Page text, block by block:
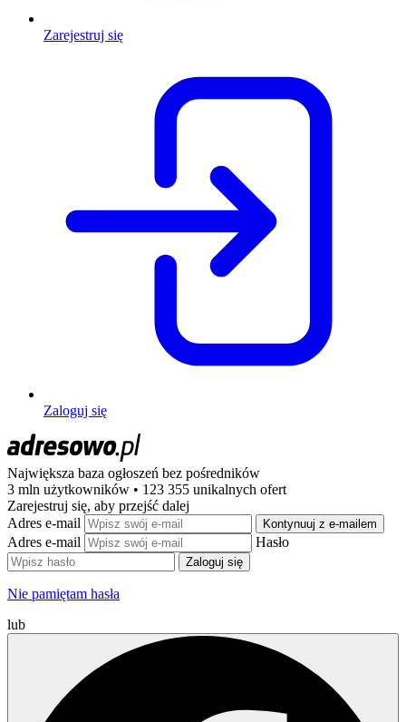
Zarejestruj się
Zaloguj się
Największa baza ogłoszeń bez pośredników
3 mln użytkowników • 123 355 unikalnych ofert
Zarejestruj się, aby przejść dalej
Adres e-mail
Kontynuuj z e-mailem
Adres e-mail Hasło
Zaloguj się
Nie pamiętam hasła
lub